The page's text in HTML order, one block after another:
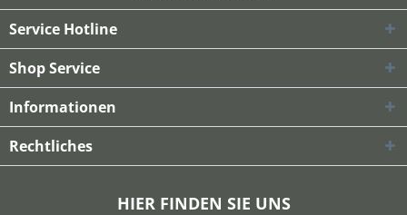
Service Hotline
Shop Service
Informationen
Rechtliches
HIER FINDEN SIE UNS